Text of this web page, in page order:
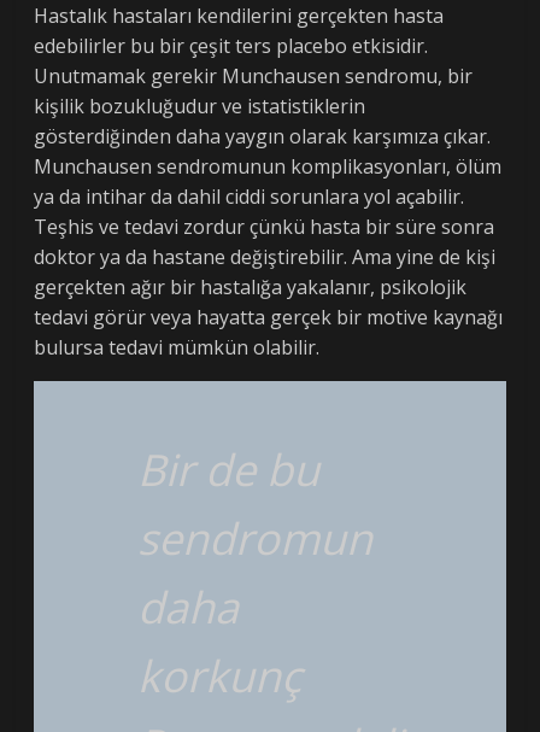
Hastalık hastaları kendilerini gerçekten hasta
edebilirler bu bir çeşit ters placebo etkisidir.
Unutmamak gerekir Munchausen sendromu, bir
kişilik bozukluğudur ve istatistiklerin
gösterdiğinden daha yaygın olarak karşımıza çıkar.
Munchausen sendromunun komplikasyonları, ölüm
ya da intihar da dahil ciddi sorunlara yol açabilir.
Teşhis ve tedavi zordur çünkü hasta bir süre sonra
doktor ya da hastane değiştirebilir. Ama yine de kişi
gerçekten ağır bir hastalığa yakalanır, psikolojik
tedavi görür veya hayatta gerçek bir motive kaynağı
bulursa tedavi mümkün olabilir.
Bir de bu
sendromun
daha
korkunç